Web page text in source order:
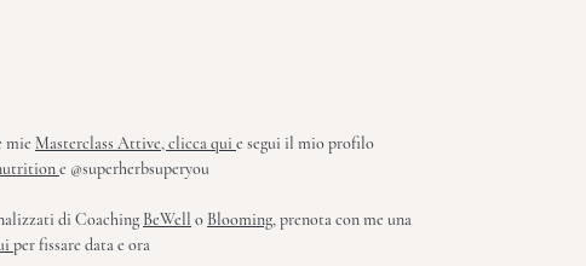
mie Masterclass Attive, clicca qui e segui il mio profilo
e @superherbsuperyou
di Coaching BeWell o Blooming, prenota con me una
per fissare data e ora